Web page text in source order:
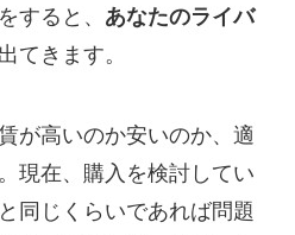
すると、 あなたのライバ
てきます。
が高いのか安いのか、適
現在、購入を検討してい
同じくらいであれば問題